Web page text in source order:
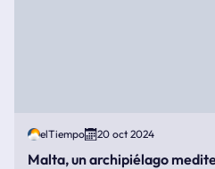
elTiempo 20 oct 2024
Malta, un archipiélago